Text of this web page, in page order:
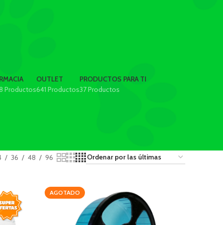
Productos
OUTLET
641 Productos
PRODUCTOS PARA TI
37 Productos
36 48 96
AGOTADO